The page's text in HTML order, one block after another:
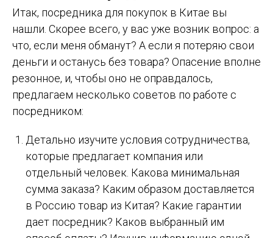
Итак, посредника для покупок в Китае вы
нашли. Скорее всего, у вас уже возник вопрос: а
что, если меня обманут? А если я потеряю свои
деньги и останусь без товара? Опасение вполне
резонное, и, чтобы оно не оправдалось,
предлагаем несколько советов по работе с
посредником:
Детально изучите условия сотрудничества,
которые предлагает компания или
отдельный человек. Какова минимальная
сумма заказа? Каким образом доставляется
в Россию товар из Китая? Какие гарантии
дает посредник? Каков выбранный им